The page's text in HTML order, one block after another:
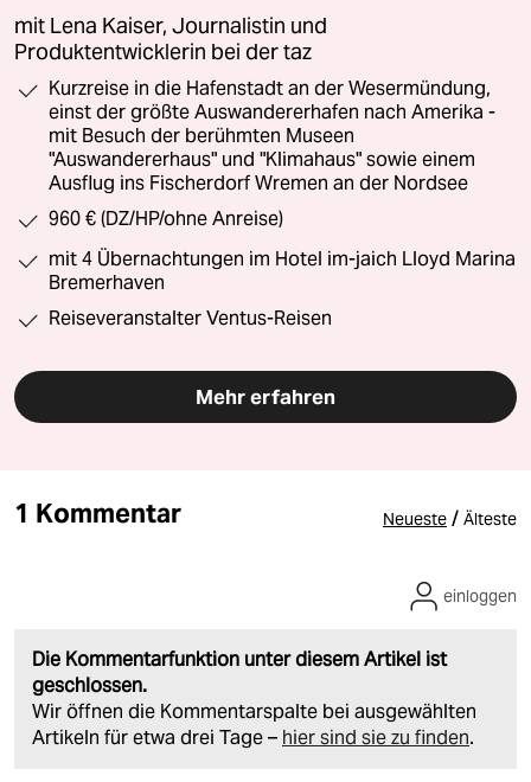
mit Lena Kaiser, Journalistin und
Produktentwicklerin bei der taz
Kurzreise in die Hafenstadt an der Wesermündung,
einst der größte Auswandererhafen nach Amerika -
mit Besuch der berühmten Museen
"Auswandererhaus" und "Klimahaus" sowie einem
Ausflug ins Fischerdorf Wremen an der Nordsee
960 € (DZ/HP/ohne Anreise)
mit 4 Übernachtungen im Hotel im-jaich Lloyd Marina
Bremerhaven
Reiseveranstalter Ventus-Reisen
Mehr erfahren
1 Kommentar Neueste / Älteste
Die Kommentarfunktion unter diesem Artikel ist
geschlossen.
Wir öffnen die Kommentarspalte bei ausgewählten
Artikeln für etwa drei Tage – hier sind sie zu finden.
einloggen